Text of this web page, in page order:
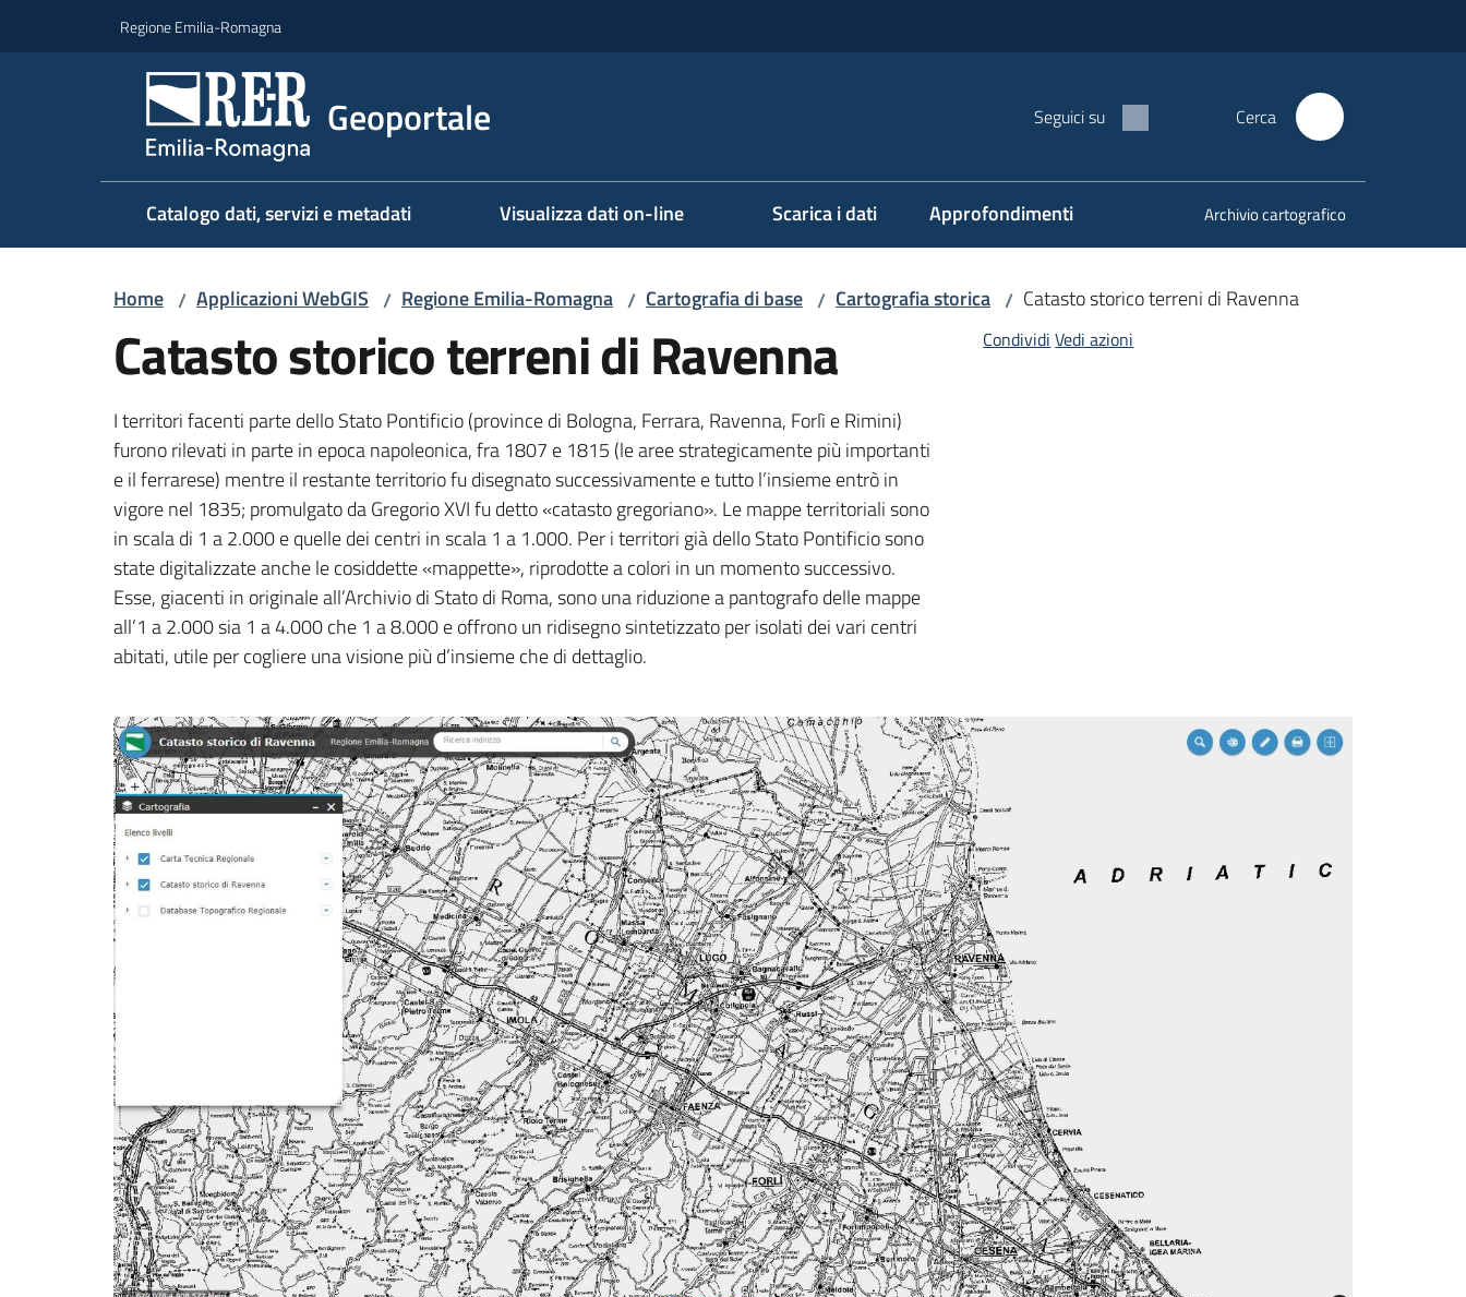
Regione Emilia-Romagna
Geoportale Seguici su Cerca
Catalogo dati, servizi e metadati Visualizza dati on-line Scarica i dati Approfondimenti Archivio cartografico
Home / Applicazioni WebGIS / Regione Emilia-Romagna / Cartografia di base / Cartografia storica / Catasto storico terreni di Ravenna
Catasto storico terreni di Ravenna
I territori facenti parte dello Stato Pontificio (province di Bologna, Ferrara, Ravenna, Forlì e Rimini)
furono rilevati in parte in epoca napoleonica, fra 1807 e 1815 (le aree strategicamente più importanti
e il ferrarese) mentre il restante territorio fu disegnato successivamente e tutto l’insieme entrò in
vigore nel 1835; promulgato da Gregorio XVI fu detto «catasto gregoriano». Le mappe territoriali sono
in scala di 1 a 2.000 e quelle dei centri in scala 1 a 1.000. Per i territori già dello Stato Pontificio sono
state digitalizzate anche le cosiddette «mappette», riprodotte a colori in un momento successivo.
Esse, giacenti in originale all’Archivio di Stato di Roma, sono una riduzione a pantografo delle mappe
all’1 a 2.000 sia 1 a 4.000 che 1 a 8.000 e offrono un ridisegno sintetizzato per isolati dei vari centri
abitati, utile per cogliere una visione più d’insieme che di dettaglio.
Condividi Vedi azioni